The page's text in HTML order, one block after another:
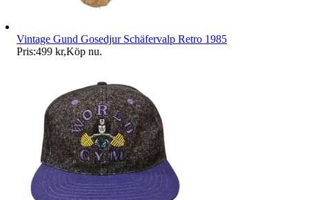
Vintage Gund Gosedjur Schäfervalp Retro 1985
Pris:499 kr,Köp nu.